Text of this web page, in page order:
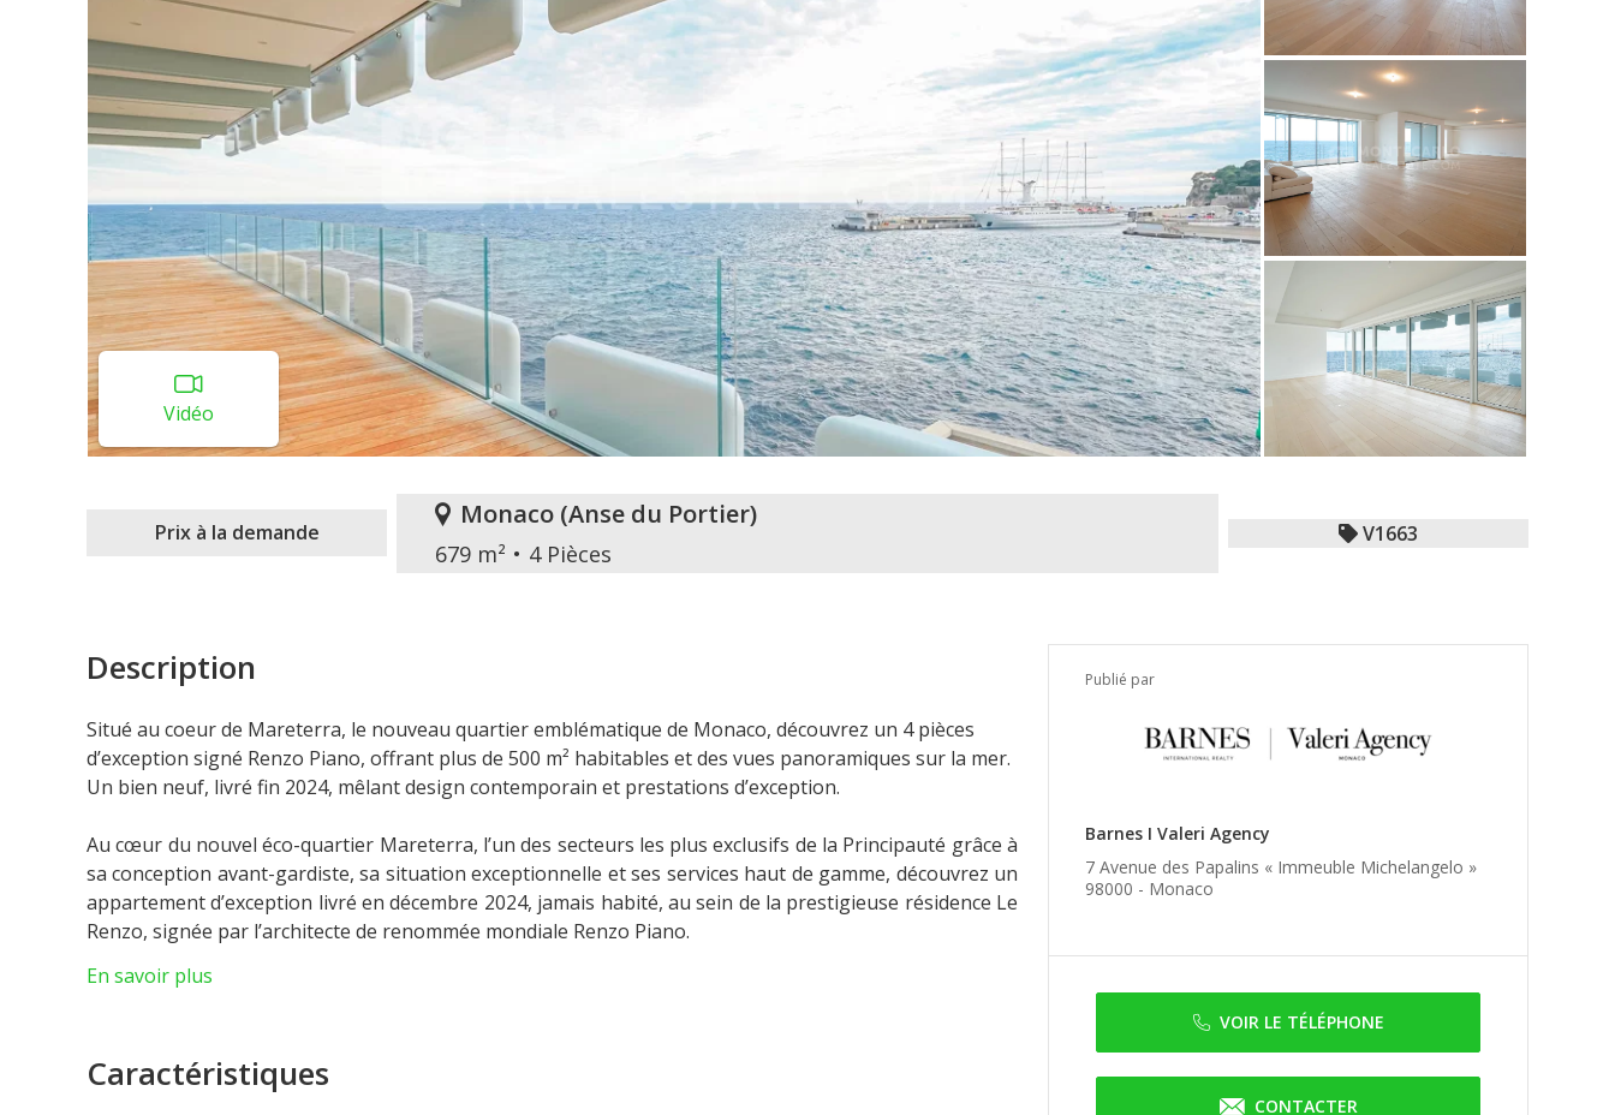
Vidéo
Prix à la demande
Monaco (Anse du Portier)
679 m² 4 Pièces
V1663
Publié par
Barnes I Valeri Agency
7 Avenue des Papalins « Immeuble Michelangelo »
98000 - Monaco
VOIR LE TÉLÉPHONE
CONTACTER
Description
Situé au coeur de Mareterra, le nouveau quartier emblématique de Monaco, découvrez un 4 pièces
d’exception signé Renzo Piano, offrant plus de 500 m² habitables et des vues panoramiques sur la mer.
Un bien neuf, livré fin 2024, mêlant design contemporain et prestations d’exception.
Au cœur du nouvel éco-quartier Mareterra, l’un des secteurs les plus exclusifs de la Principauté grâce à
sa conception avant-gardiste, sa situation exceptionnelle et ses services haut de gamme, découvrez un
appartement d’exception livré en décembre 2024, jamais habité, au sein de la prestigieuse résidence Le
Renzo, signée par l’architecte de renommée mondiale Renzo Piano.
Les résidents bénéficient d’un accès privilégié à des équipements luxueux : piscine extérieure, centre de
surface intérieure de 528 m² prolongée par 151 m² de terrasses aux vues sublimes sur la mer et le port
En savoir plus
Caractéristiques